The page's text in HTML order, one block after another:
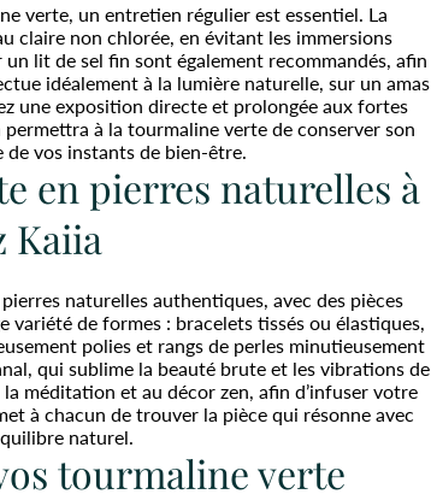
verte, un entretien régulier est essentiel. La
claire non chlorée, en évitant les immersions
lit de sel fin sont également recommandés, afin
idéalement à la lumière naturelle, sur un amas
une exposition directe et prolongée aux fortes
à la tourmaline verte de conserver son
vos instants de bien-être.
en pierres naturelles à
Kaiia
naturelles authentiques, avec des pièces
de formes : bracelets tissés ou élastiques,
polies et rangs de perles minutieusement
qui sublime la beauté brute et les vibrations de
méditation et au décor zen, afin d’infuser votre
à chacun de trouver la pièce qui résonne avec
naturel.
tourmaline verte